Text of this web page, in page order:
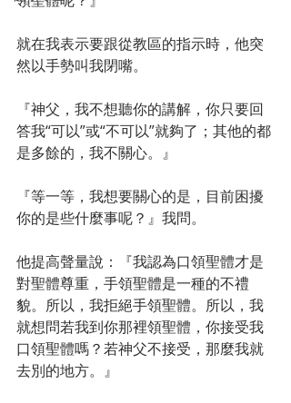
就在我表示要跟從教區的指示時，他突
然以手勢叫我閉嘴。
『神父，我不想聽你的講解，你只要回
答我“可以”或“不可以”就夠了；其他的都
是多餘的，我不關心。』
『等一等，我想要關心的是，目前困擾
你的是些什麼事呢？』我問。
他提高聲量說：『我認為口領聖體才是
對聖體尊重，手領聖體是一種的不禮
貌。所以，我拒絕手領聖體。所以，我
就想問若我到你那裡領聖體，你接受我
口領聖體嗎？若神父不接受，那麼我就
去別的地方。』